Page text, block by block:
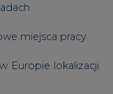
miejsca pracy
Europie lokalizacji